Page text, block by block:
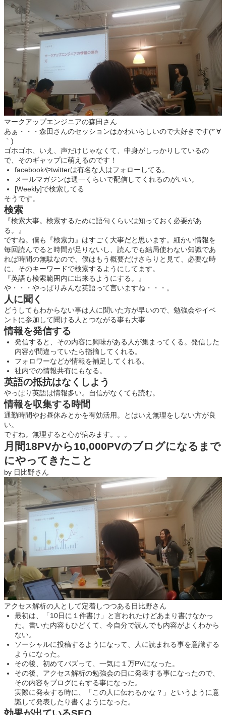
マークアップエンジニアの森田さん
あぁ・・・森田さんのセッションはかわいらしいので大好きです(*´∀
｀)
ゴホゴホ、いえ、声だけじゃなくて、中身がしっかりしているの
で、そのギャップに萌えるのです！
facebookやtwitterは有名な人はフォローしてる。
メールマガジンは週一くらいで配信してくれるのがいい。
[Weekly]で検索してる
そうです。
検索
『検索大事。検索するために語句くらいは知っておく必要があ
る。』
ですね。僕も『検索力』はすごく大事だと思います。細かい情報を
毎回読んでると時間が足りないし、読んでも結局使わない知識であ
れば時間の無駄なので、僕はもう概要だけさらりと見て、必要な時
に、そのキーワードで検索するようにしてます。
『英語も検索範囲内に出来るようにする。』
や・・・やっぱりみんな英語って言いますね・・・。
人に聞く
どうしてもわからない事は人に聞いた方が早いので、勉強会やイベ
ントに参加して聞ける人とつながる事も大事
情報を発信する
発信すると、その内容に興味がある人が集まってくる。発信した
内容が間違っていたら指摘してくれる。
フォロワーなどが情報を補足してくれる。
社内での情報共有にもなる。
英語の抵抗はなくしよう
やっぱり英語は情報多い。自信がなくても読む。
情報を収集する時間
通勤時間やお昼休みとかを有効活用。とはいえ無理をしない方が良
い。
ですね。無理すると心が病みます。。。
月間18PVから10,000PVのブログになるまで
にやってきたこと
by 日比野さん
アクセス解析の人として定着しつつある日比野さん
最初は、「10日に１件書け」と言われたけどあまり書けなかっ
た。書いた内容もひどくて、今自分で読んでも内容がよくわから
ない。
ソーシャルに投稿するようになって、人に読まれる事を意識する
ようになった。
その後、初めてバズって、一気に１万PVになった。
その後、アクセス解析の勉強会の日に発表する事になったので、
その内容をブログにもする事になった。
実際に発表する時に、「この人に伝わるかな？」というように意
識して発表したり書くようになった。